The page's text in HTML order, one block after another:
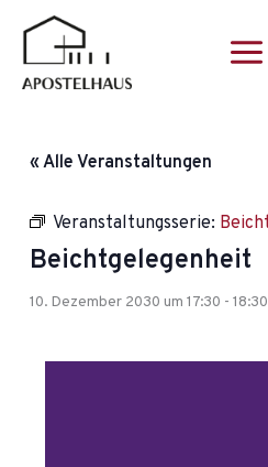
springen
« Alle Veranstaltungen
Veranstaltungsserie:
Beichtgelegenheit
10. Dezember 2030 um 17:30 -18:30